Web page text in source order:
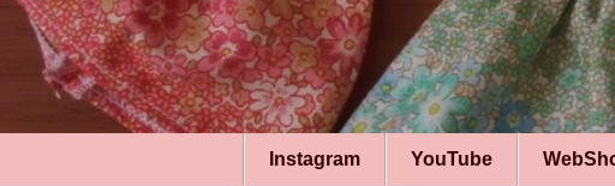
Instagram YouTube